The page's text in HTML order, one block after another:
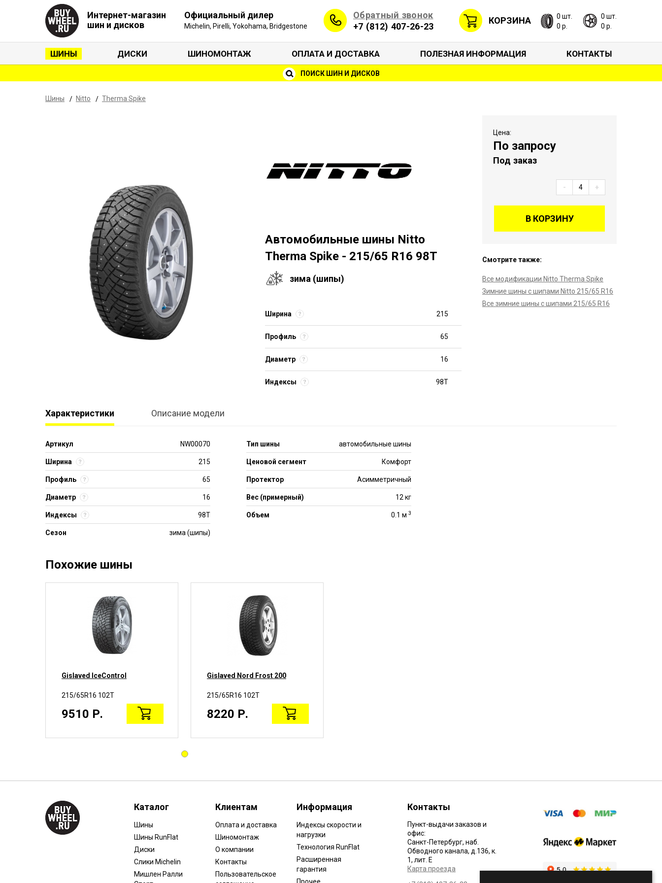
Интернет-магазин
шин и дисков
Официальный дилер
Michelin, Pirelli, Yokohama, Bridgestone
Обратный звонок
+7 (812) 407-26-23
КОРЗИНА
0 шт.
0 р.
0 шт.
0 р.
ШИНЫ ДИСКИ ШИНОМОНТАЖ ОПЛАТА И ДОСТАВКА ПОЛЕЗНАЯ ИНФОРМАЦИЯ КОНТАКТЫ
ПОИСК ШИН И ДИСКОВ
Шины Nitto Therma Spike
Автомобильные шины Nitto
Therma Spike - 215/65 R16 98T
зима (шипы)
Ширина 215
Профиль 65
Диаметр 16
Индексы 98T
Цена:
По запросу
Под заказ
- +
В КОРЗИНУ
Смотрите также:
Все модификации Nitto Therma Spike
Зимние шины с шипами Nitto 215/65 R16
Все зимние шины с шипами 215/65 R16
Характеристики Описание модели
Артикул NW00070
Ширина 215
Профиль 65
Диаметр 16
Индексы 98T
Сезон зима (шипы)
Тип шины автомобильные шины
Ценовой сегмент Комфорт
Протектор Асимметричный
Вес (примерный) 12 кг
Объем 0.1 м 3
Похожие шины
Gislaved IceControl
215/65R16 102T
9510 Р.
Gislaved Nord Frost 200
215/65R16 102T
8220 Р.
Каталог
Шины
Шины RunFlat
Диски
Слики Michelin
Мишлен Ралли
Клиентам
Оплата и доставка
Шиномонтаж
О компании
Контакты
Пользовательское
Информация
Индексы скорости и
нагрузки
Технология RunFlat
Расширенная
гарантия
Контакты
Пункт-выдачи заказов и
офис:
Санкт-Петербург, наб.
Обводного канала, д.136, к.
1, лит. Е
Карта проезда